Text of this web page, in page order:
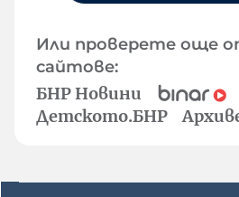
Или проверете още
сайтове:
БНР Новини
Детското.БНР